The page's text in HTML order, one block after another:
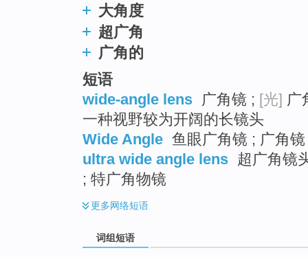
大角度
超广角
广角的
短语
wide-angle lens 广角镜 ; [光] 广
一种视野较为开阔的长镜头
Wide Angle 鱼眼广角镜 ; 广角
ultra wide angle lens 超广角镜
; 特广角物镜
更多网络短语
词组短语